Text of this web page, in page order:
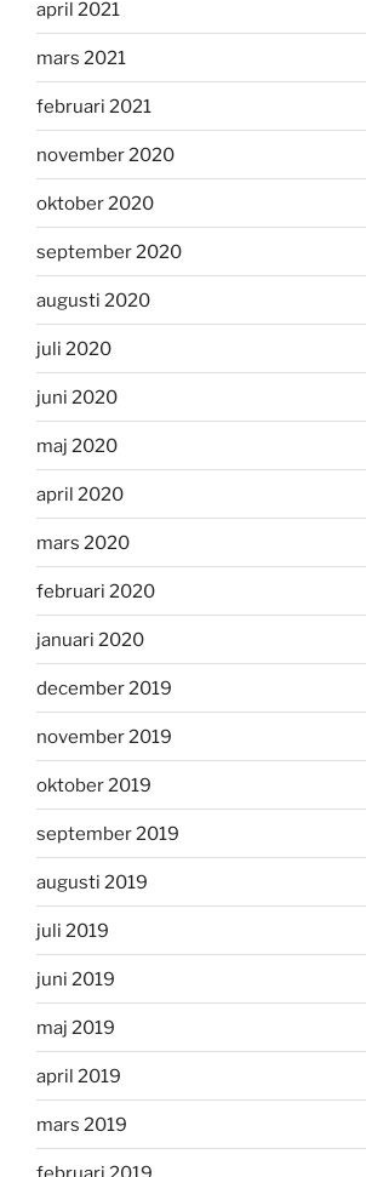
april 2021
mars 2021
februari 2021
november 2020
oktober 2020
september 2020
augusti 2020
juli 2020
juni 2020
maj 2020
april 2020
mars 2020
februari 2020
januari 2020
december 2019
november 2019
oktober 2019
september 2019
augusti 2019
juli 2019
juni 2019
maj 2019
april 2019
mars 2019